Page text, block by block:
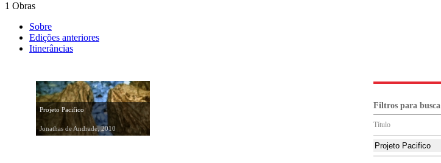
1 Obras
Sobre
Edições anteriores
Itinerâncias
Projeto Pacifico
Jonathas de Andrade, 2010
Filtros para busca
Título